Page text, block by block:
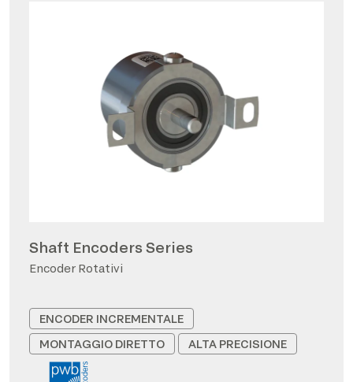
Shaft Encoders Series
Encoder Rotativi
ENCODER INCREMENTALE
MONTAGGIO DIRETTO
ALTA PRECISIONE